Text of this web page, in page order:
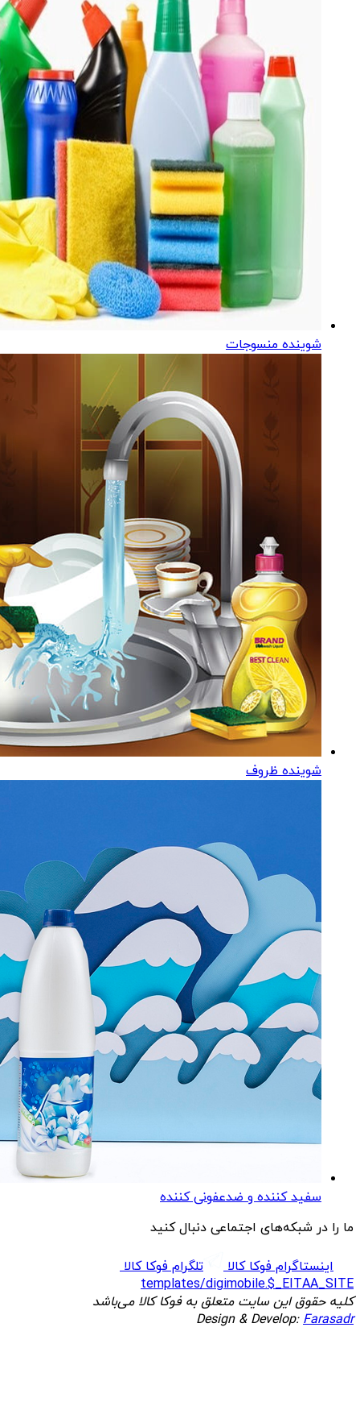
شوینده منسوجات
شوینده ظروف
سفید کننده و ضدعفونی کننده
ما را در شبکه‌های اجتماعی دنبال کنید
اینستاگرام فوکا کالا
تلگرام فوکا کالا
templates/digimobile.$_EITAA_SITE
کلیه حقوق این سایت متعلق به فوکا کالا می‌باشد
Design & Develop:Farasadr